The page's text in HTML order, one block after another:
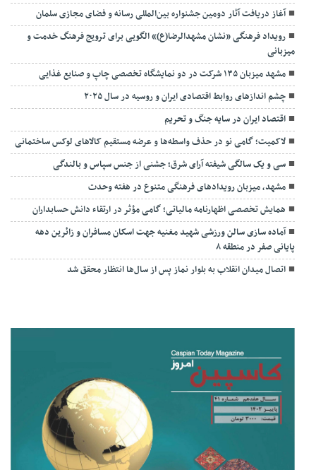
آغاز دریافت آثار دومین جشنواره بین‌المللی رسانه و فضای مجازی سلمان
رویداد فرهنگی «نشان مشهدالرضا(ع)» الگویی برای ترویج فرهنگ خدمت و
میزبانی
مشهد میزبان ۱۳۵ شرکت در دو نمایشگاه تخصصی چاپ و صنایع غذایی
چشم اندازهای روابط اقتصادی ایران و روسیه در سال ۲۰۲۵
اقتصاد ایران در سایه جنگ و تحریم
لاکمیت؛ گامی نو در حذف واسطه‌ها و عرضه مستقیم کالاهای لوکس ساختمانی
سی و یک سالگی شیفته آرای شرق؛ جشنی از جنس سپاس و بالندگی
مشهد، میزبان رویدادهای فرهنگی متنوع در هفته وحدت
همایش تخصصی اظهارنامه مالیاتی؛ گامی مؤثر در ارتقاء دانش حسابداران
آماده سازی سالن ورزشی شهید مغنیه جهت اسکان مسافران و زائرین دهه
پایانی صفر در منطقه ۸
اتصال میدان انقلاب به بلوار نماز پس از سال‌ها انتظار محقق شد